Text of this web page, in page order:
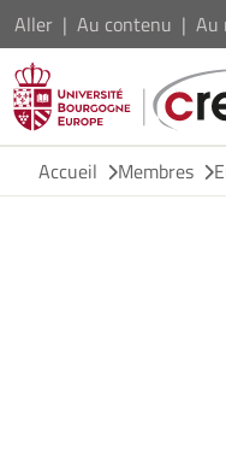
Aller Au contenu Au
Accueil
Membres